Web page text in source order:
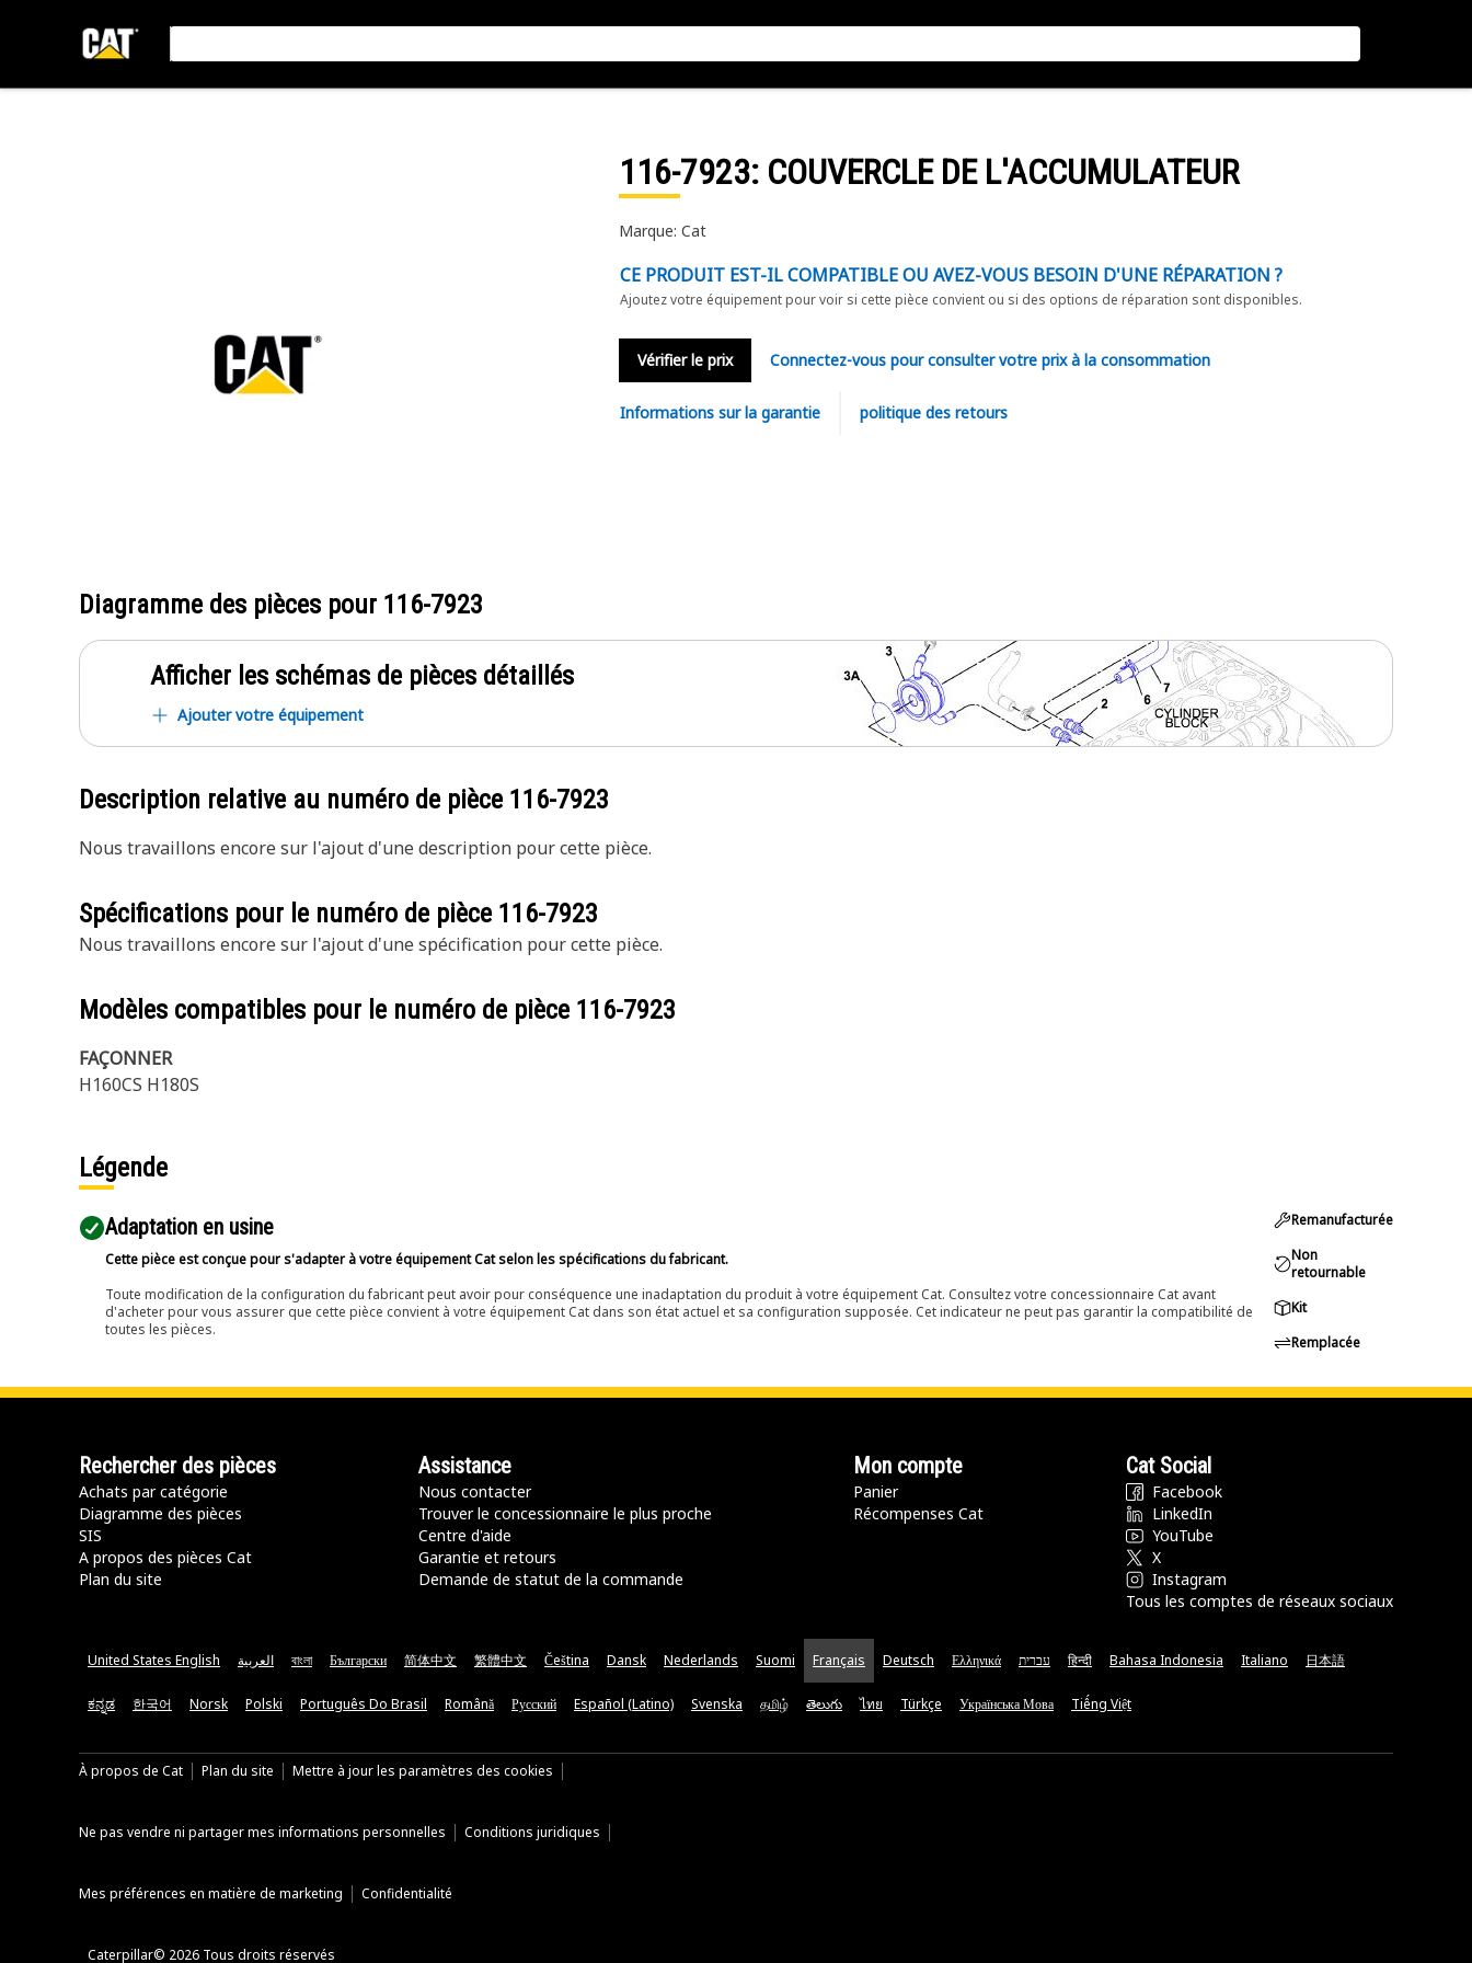
116-7923: COUVERCLE DE L'ACCUMULATEUR
Marque: Cat
CE PRODUIT EST-IL COMPATIBLE OU AVEZ-VOUS BESOIN D'UNE RÉPARATION ?
Ajoutez votre équipement pour voir si cette pièce convient ou si des options de réparation sont disponibles.
Vérifier le prix Connectez-vous pour consulter votre prix à la consommation
Informations sur la garantie politique des retours
Diagramme des pièces pour 116-7923
Afficher les schémas de pièces détaillés
Ajouter votre équipement
Description relative au numéro de pièce 116-7923
Nous travaillons encore sur l'ajout d'une description pour cette pièce.
Spécifications pour le numéro de pièce 116-7923
Nous travaillons encore sur l'ajout d'une spécification pour cette pièce.
Modèles compatibles pour le numéro de pièce 116-7923
FAÇONNER
H160CS H180S
Légende
Adaptation en usine
Cette pièce est conçue pour s'adapter à votre équipement Cat selon les spécifications du fabricant.
Toute modification de la configuration du fabricant peut avoir pour conséquence une inadaptation du produit à votre équipement Cat. Consultez votre concessionnaire Cat avant
d'acheter pour vous assurer que cette pièce convient à votre équipement Cat dans son état actuel et sa configuration supposée. Cet indicateur ne peut pas garantir la compatibilité de
toutes les pièces.
Remanufacturée
Non
retournable
Kit
Remplacée
Rechercher des pièces
Achats par catégorie
Diagramme des pièces
SIS
A propos des pièces Cat
Plan du site
Assistance
Nous contacter
Trouver le concessionnaire le plus proche
Centre d'aide
Garantie et retours
Demande de statut de la commande
Mon compte
Panier
Récompenses Cat
Cat Social
Facebook
LinkedIn
YouTube
X
Instagram
Tous les comptes de réseaux sociaux
United States English العربية বাংলা Български 简体中文 繁體中文 Čeština Dansk Nederlands Suomi Français Deutsch Ελληνικά עברית हिन्दी Bahasa Indonesia Italiano 日本語
ಕನ್ನಡ 한국어 Norsk Polski Português Do Brasil Română Русский Español (Latino) Svenska தமிழ் తెలుగు ไทย Türkçe Українська Мова Tiếng Việt
À propos de Cat Plan du site Mettre à jour les paramètres des cookies
Ne pas vendre ni partager mes informations personnelles Conditions juridiques
Mes préférences en matière de marketing Confidentialité
Caterpillar© 2026 Tous droits réservés